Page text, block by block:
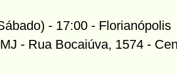
- 17:00 - Florianópolis
- Rua Bocaiúva, 1574 -